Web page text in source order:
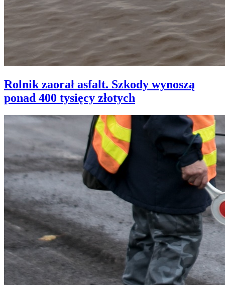
Rolnik zaorał asfalt. Szkody wynoszą
ponad 400 tysięcy złotych